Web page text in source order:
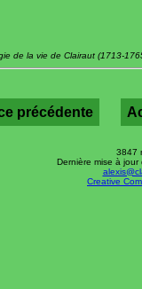
de la vie de Clairaut (1713-
précédente
3847
Dernière mise à
Creative